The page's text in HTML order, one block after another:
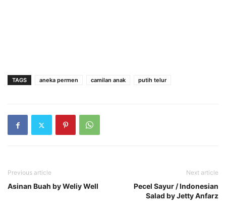
TAGS aneka permen camilan anak putih telur
Previous article
Asinan Buah by Weliy Well
Next article
Pecel Sayur / Indonesian
Salad by Jetty Anfarz